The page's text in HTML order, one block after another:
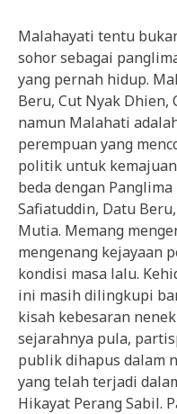
Malahayati tentu
sohor sebagai
yang pernah hidup.
Beru, Cut Nyak Dhien,
namun Malahati
perempuan yang
politik untuk
beda dengan
Safiatuddin, Datu
Mutia. Memang
mengenang kejayaan
kondisi masa lalu.
ini masih dilingkupi
kisah kebesaran
sejarahnya pula,
publik dihapus dalam
yang telah terjadi
Hikayat Perang Sabil.